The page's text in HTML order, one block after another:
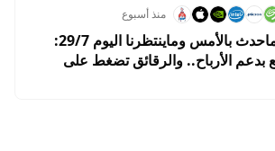
منذ أسبوع
ملخص الأسواق: ماحدث بالأمس وماينتظرنا اليوم 29/7:
الأرباح.. والرقائق تضغط على